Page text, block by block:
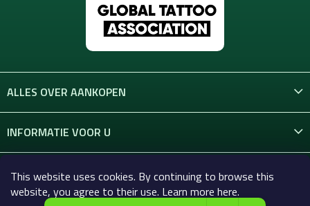
This website uses cookies. By continuing to browse this
website, you agree to their use. Learn more here.
ALLES OVER AANKOPEN
INFORMATIE VOOR U
CONTACT